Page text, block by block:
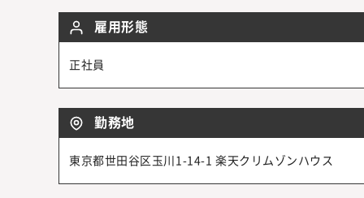
雇用形態
正社員
勤務地
東京都世田谷区玉川1-14-1 楽天クリムゾンハウス